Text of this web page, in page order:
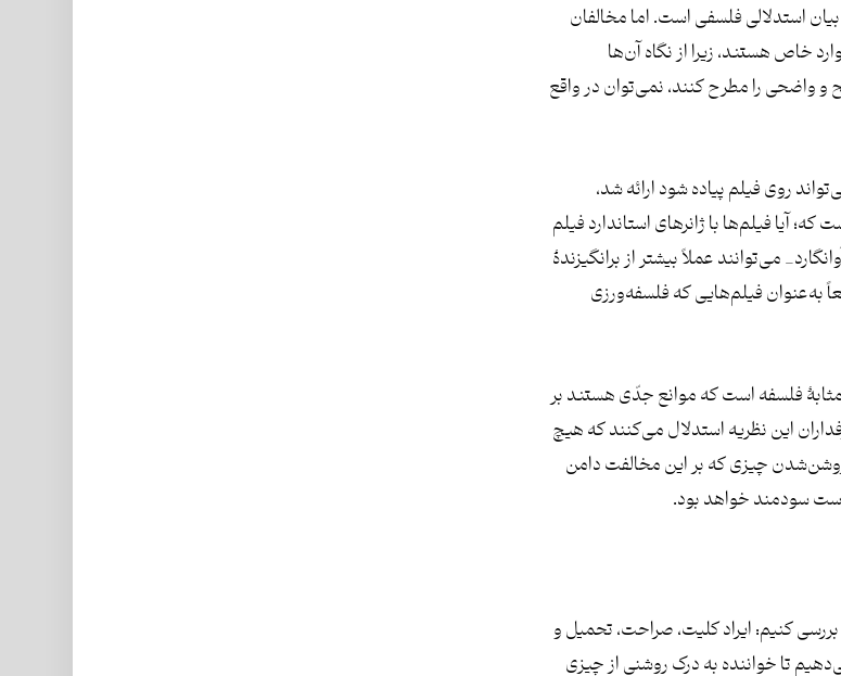
استدلالی فلسفی است. اما مخالفان
خاص هستند، زیرا از نگاه آن‌ها
و واضحی را مطرح کنند، نمی‌توان در واقع
روی فیلم پیاده شود ارائه شد،
آیا فیلم‌ها با ژانرهای استاندارد فیلم
می‌توانند عملاً بیشتر از برانگیزندۀ
به‌عنوان فیلم‌هایی که فلسفه‌ورزی
فلسفه است که موانع جدّی هستند بر
این نظریه استدلال می‌کنند که هیچ
روشن‌شدن چیزی که بر این مخالفت دامن
است سودمند خواهد بود.
بررسی کنیم: ایراد کلیت، صراحت، تحمیل و
تا خواننده به درک روشنی از چیزی